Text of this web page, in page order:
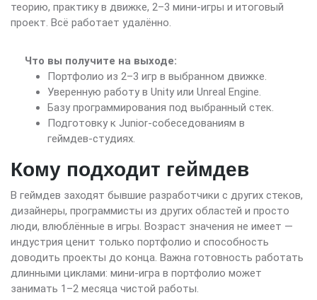
теорию, практику в движке, 2–3 мини-игры и итоговый
проект. Всё работает удалённо.
Что вы получите на выходе:
Портфолио из 2–3 игр в выбранном движке.
Уверенную работу в Unity или Unreal Engine.
Базу программирования под выбранный стек.
Подготовку к Junior-собеседованиям в
геймдев-студиях.
Кому подходит геймдев
В геймдев заходят бывшие разработчики с других стеков,
дизайнеры, программисты из других областей и просто
люди, влюблённые в игры. Возраст значения не имеет —
индустрия ценит только портфолио и способность
доводить проекты до конца. Важна готовность работать
длинными циклами: мини-игра в портфолио может
занимать 1–2 месяца чистой работы.